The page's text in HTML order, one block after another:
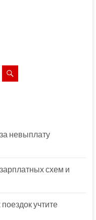
невыплату
схем и
учтите